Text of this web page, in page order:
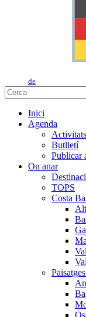
de
Inici
Agenda
Activitats
Butlletí
Publicar
On anar
TOPS
Costa